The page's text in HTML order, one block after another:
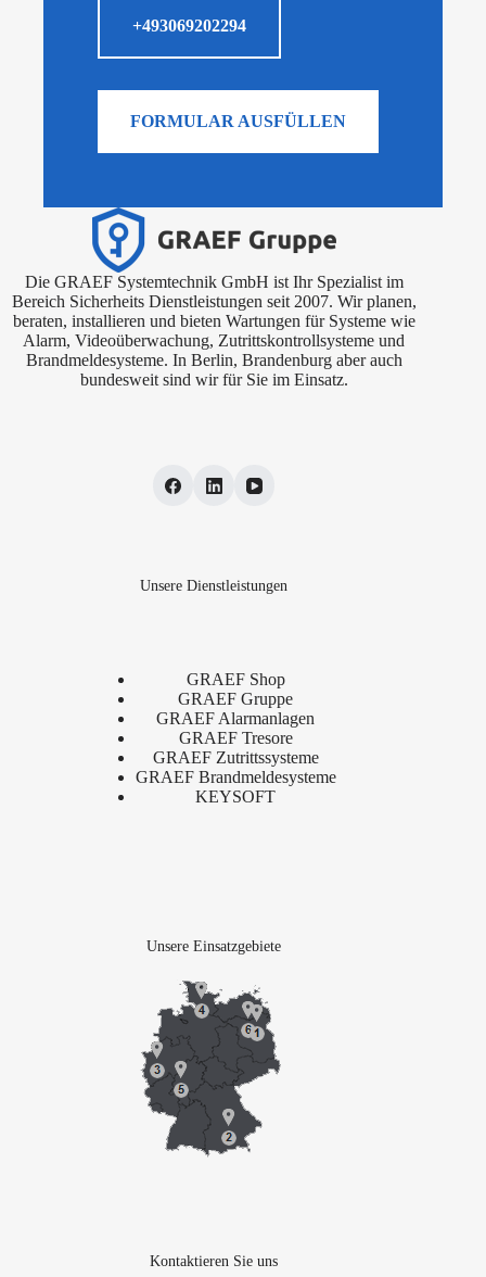
+493069202294
FORMULAR AUSFÜLLEN
Die GRAEF Systemtechnik GmbH ist Ihr Spezialist im
Bereich Sicherheits Dienstleistungen seit 2007. Wir planen,
beraten, installieren und bieten Wartungen für Systeme wie
Alarm, Videoüberwachung, Zutrittskontrollsysteme und
Brandmeldesysteme. In Berlin, Brandenburg aber auch
bundesweit sind wir für Sie im Einsatz.
Unsere Dienstleistungen
GRAEF Shop
GRAEF Gruppe
GRAEF Alarmanlagen
GRAEF Tresore
GRAEF Zutrittssysteme
GRAEF Brandmeldesysteme
KEYSOFT
Unsere Einsatzgebiete
Kontaktieren Sie uns